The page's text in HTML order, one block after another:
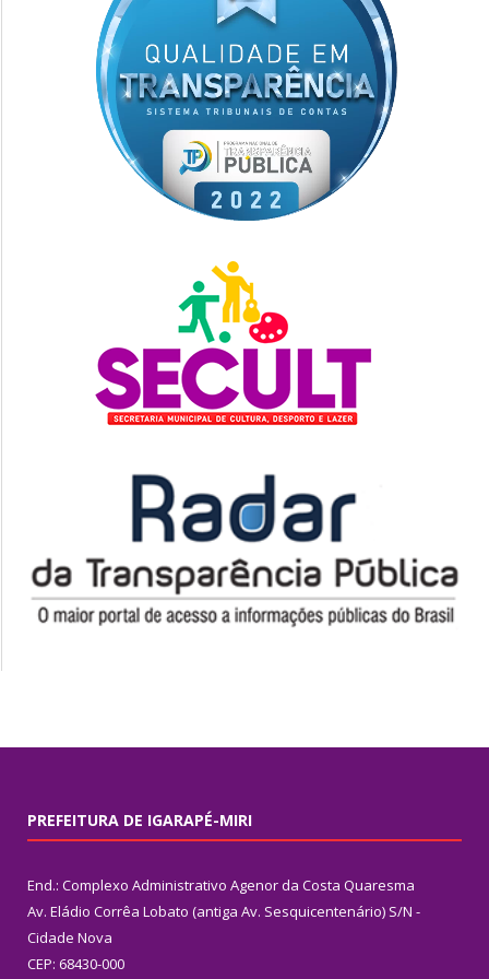
PREFEITURA DE IGARAPÉ-MIRI
End.: Complexo Administrativo Agenor da Costa Quaresma
Av. Eládio Corrêa Lobato (antiga Av. Sesquicentenário) S/N -
Cidade Nova
CEP: 68430-000